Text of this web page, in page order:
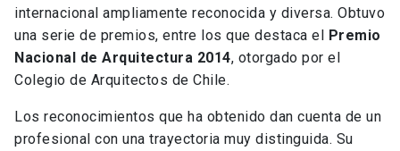
internacional ampliamente reconocida y diversa. Obtuvo
una serie de premios, entre los que destaca el Premio
Nacional de Arquitectura 2014, otorgado por el
Colegio de Arquitectos de Chile.
Los reconocimientos que ha obtenido dan cuenta de un
profesional con una trayectoria muy distinguida. Su